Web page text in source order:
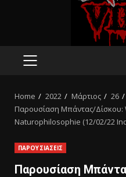
Home 2022 Μάρτιος
26
Παρουσίαση Mπάντας/Δίσκου:
Naturophilosophie (12/02/22
ΠΑΡΟΥΣΙΑΣΕΙΣ
Παρουσίαση